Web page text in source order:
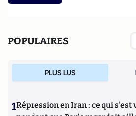
POPULAIRES
PLUS LUS
1Répression en Iran : ce qui s'est